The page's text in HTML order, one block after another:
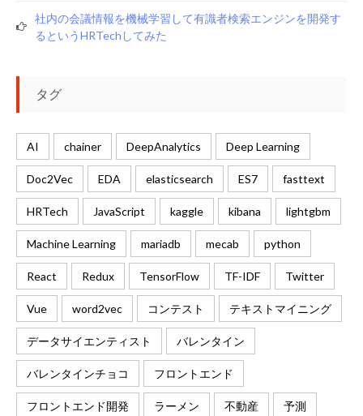
社内の会議情報を機械学習して有識者検索エンジンを開発す
るというHRTechしてみた
タグ
AI chainer DeepAnalytics Deep Learning
Doc2Vec EDA elasticsearch ES7 fasttext
HRTech JavaScript kaggle kibana lightgbm
Machine Learning mariadb mecab python
React Redux TensorFlow TF-IDF Twitter
Vue word2vec コンテスト テキストマイニング
データサイエンティスト バレンタイン
バレンタインチョコ フロントエンド
フロントエンド開発 ラーメン 不動産 予測